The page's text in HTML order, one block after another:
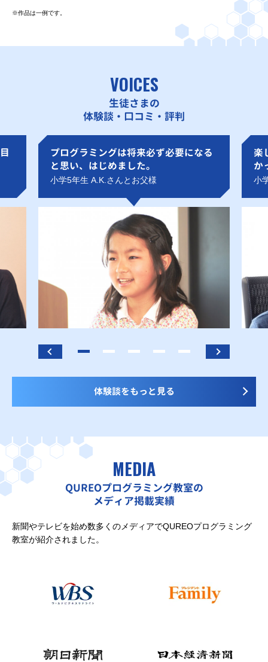
※作品は一例です。
VOICES
生徒さまの
体験談・口コミ・評判
プログラミングは将来必ず必要になる
と思い、はじめました。
小学5年生 A.K.さんとお父様
楽
か
小
体験談をもっと見る
MEDIA
QUREOプログラミング教室の
メディア掲載実績
新聞やテレビを始め数多くのメディアでQUREOプログラミング
教室が紹介されました。